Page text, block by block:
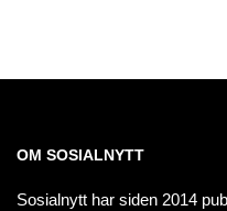
OM SOSIALNYTT
Sosialnytt har siden 2014